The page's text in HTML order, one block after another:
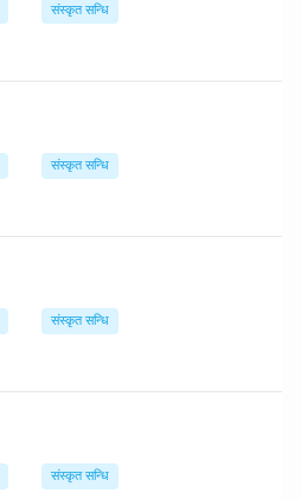
संस्कृत सन्धि
संस्कृत सन्धि
संस्कृत सन्धि
संस्कृत सन्धि